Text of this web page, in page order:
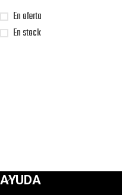
En oferta
En stock
AYUDA